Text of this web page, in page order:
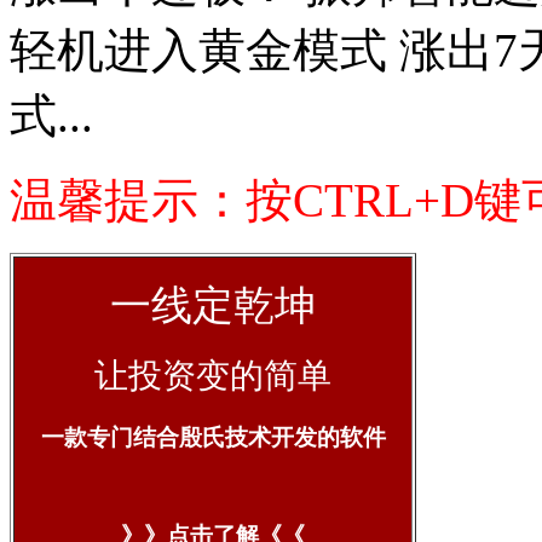
轻机进入黄金模式 涨出7
式...
温馨提示：按CTRL+D键
一线定乾坤
让投资变的简单
一款专门结合殷氏技术开发的软件
》》点击了解《《